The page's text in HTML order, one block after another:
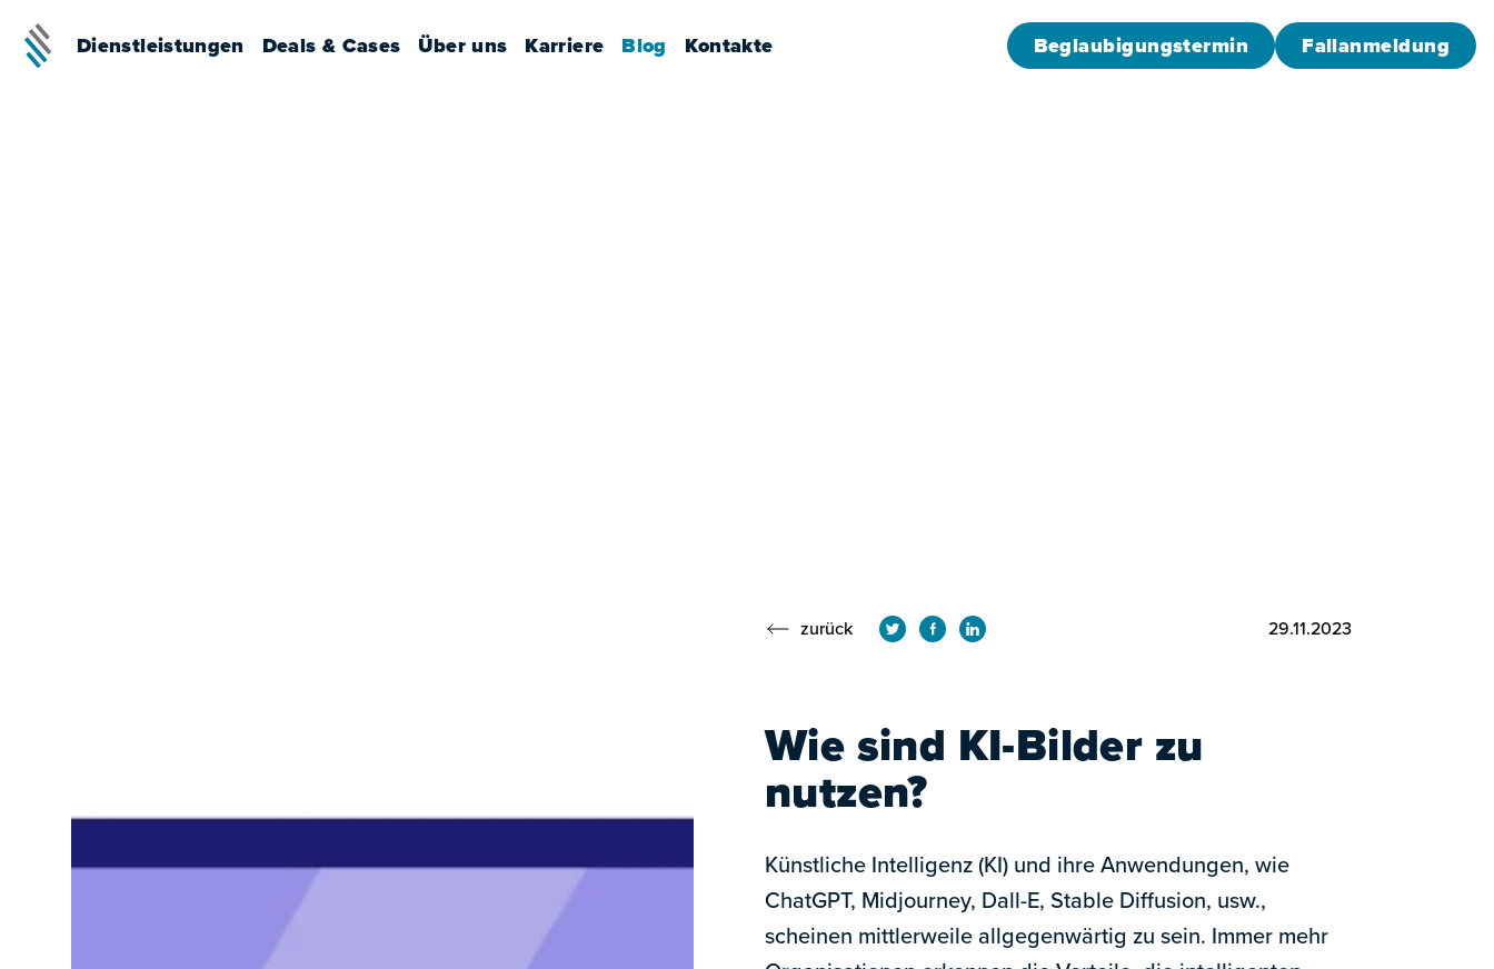
Dienstleistungen Deals & Cases Über uns Karriere Blog Kontakte Beglaubigungstermin Fallanmeldung
zurück 29.11.2023
Wie sind KI-Bilder zu
nutzen?
Künstliche Intelligenz (KI) und ihre Anwendungen, wie
ChatGPT, Midjourney, Dall-E, Stable Diffusion, usw.,
scheinen mittlerweile allgegenwärtig zu sein. Immer mehr